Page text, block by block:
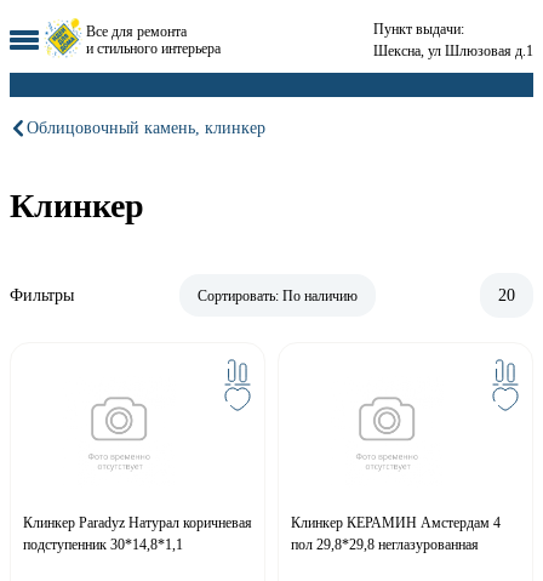
Все для ремонта
и стильного интерьера
Пункт выдачи:
Шексна, ул Шлюзовая д.1
Облицовочный камень, клинкер
Клинкер
Фильтры Сортировать: По наличию 20
Клинкер Paradyz Натурал коричневая
подступенник 30*14,8*1,1
Клинкер КЕРАМИН Амстердам 4
пол 29,8*29,8 неглазурованная